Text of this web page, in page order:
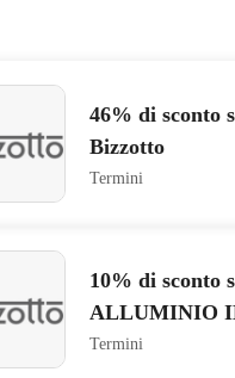
46% di sconto
Bizzotto
Termini
10% di sconto
ALLUMINIO
Termini